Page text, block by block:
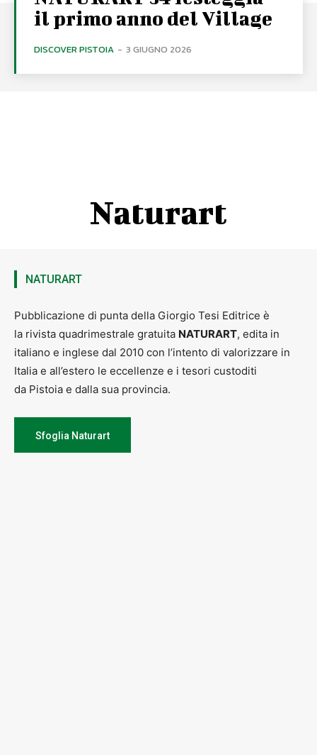
il primo anno del Village
DISCOVER PISTOIA - 3 GIUGNO 2026
Naturart
NATURART
Pubblicazione di punta della Giorgio Tesi Editrice è
la rivista quadrimestrale gratuita NATURART, edita in
italiano e inglese dal 2010 con l’intento di valorizzare in
Italia e all’estero le eccellenze e i tesori custoditi
da Pistoia e dalla sua provincia.
Sfoglia Naturart